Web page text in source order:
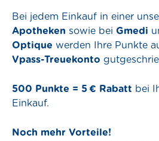
Bei jedem Einkauf in einer
Apotheken sowie bei Gmedi
Optique werden Ihre Punkte
Vpass-Treuekonto
500 Punkte = 5 € Rabatt bei
Einkauf.
Noch mehr Vorteile!